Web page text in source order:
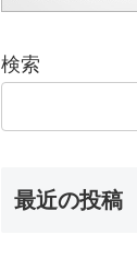
検索
最近の投稿